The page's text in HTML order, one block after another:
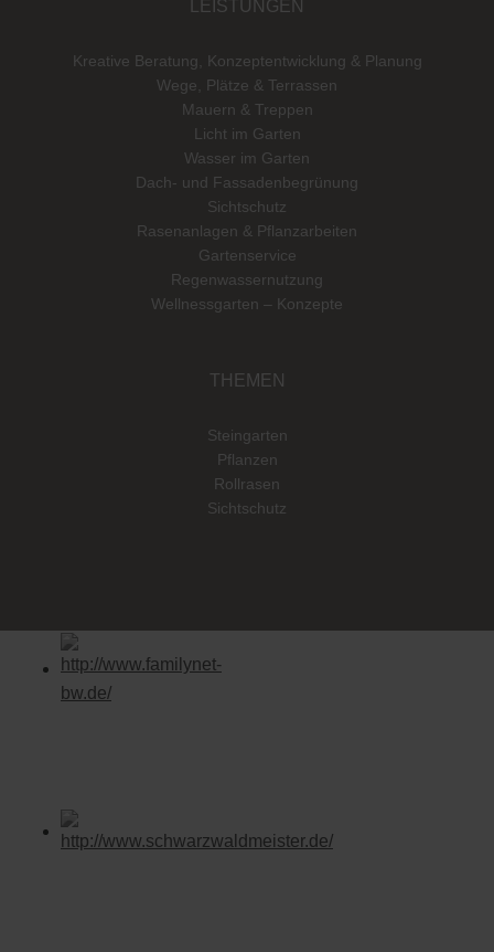
LEISTUNGEN
Kreative Beratung, Konzeptentwicklung & Planung
Wege, Plätze & Terrassen
Mauern & Treppen
Licht im Garten
Wasser im Garten
Dach- und Fassadenbegrünung
Sichtschutz
Rasenanlagen & Pflanzarbeiten
Gartenservice
Regenwassernutzung
Wellnessgarten – Konzepte
THEMEN
Steingarten
Pflanzen
Rollrasen
Sichtschutz